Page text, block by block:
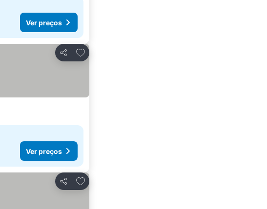
Ver preços
Partilhar
Adicionar aos favoritos
Ver preços
Partilhar
Adicionar aos favoritos